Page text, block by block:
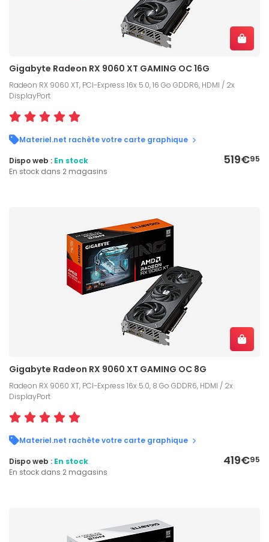
Gigabyte Radeon RX 9060 XT GAMING OC 16G
Radeon RX 9060 XT, PCI-Express 16x 5.0, 16 Go GDDR6, HDMI / 2x
DisplayPort
Materiel.net rachète votre carte graphique
519€95
Dispo web : En stock
En stock dans 2 magasins
Gigabyte Radeon RX 9060 XT GAMING OC 8G
Radeon RX 9060 XT, PCI-Express 16x 5.0, 8 Go GDDR6, HDMI / 2x
DisplayPort
Materiel.net rachète votre carte graphique
419€95
Dispo web : En stock
En stock dans 2 magasins